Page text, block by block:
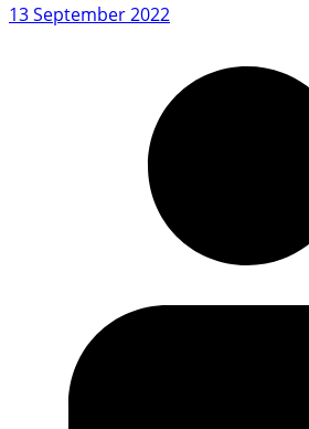
13 September 2022